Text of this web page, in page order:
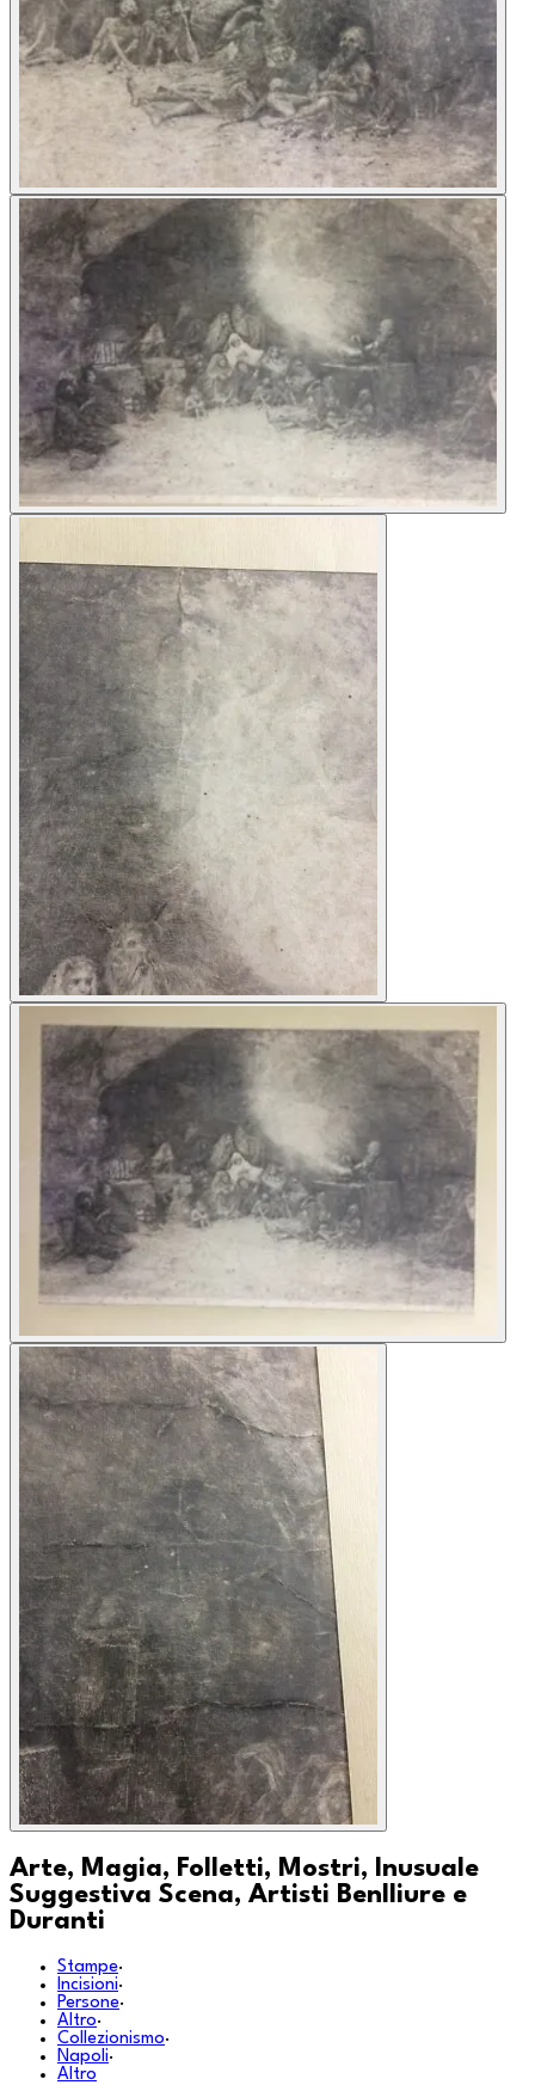
Arte, Magia, Folletti, Mostri, Inusuale
Suggestiva Scena, Artisti Benlliure e
Duranti
Stampe·
Incisioni·
Persone·
Altro·
Collezionismo·
Napoli·
Altro